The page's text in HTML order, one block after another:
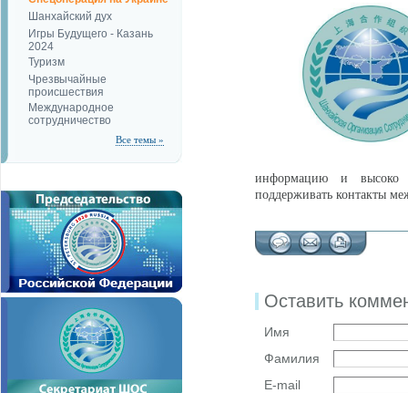
Шанхайский дух
Игры Будущего - Казань
2024
Туризм
Чрезвычайные
происшествия
Международное
сотрудничество
Все темы »
информацию и высоко
поддерживать контакты
Оставить
Имя
Фамилия
E-mail